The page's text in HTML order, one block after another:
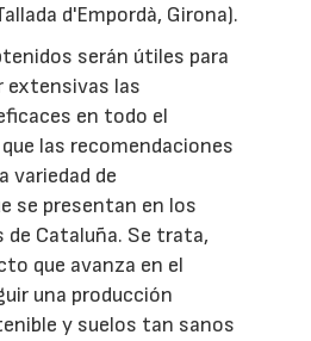
d'Empordà, Girona).
serán útiles para
extensivas las
en todo el
las recomendaciones
variedad de
se presentan en los
Cataluña. Se trata,
que avanza en el
una producción
y suelos tan sanos